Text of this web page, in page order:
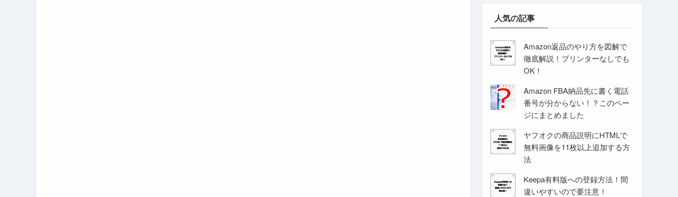
人気の記事
Amazon返品のやり方を図解で
徹底解説！プリンターなしでも
OK！
Amazon FBA納品先に書く電話
番号が分からない！？このペー
ジにまとめました
ヤフオクの商品説明にHTMLで
無料画像を11枚以上追加する方
法
Keepa有料版への登録方法！間
違いやすいので要注意！